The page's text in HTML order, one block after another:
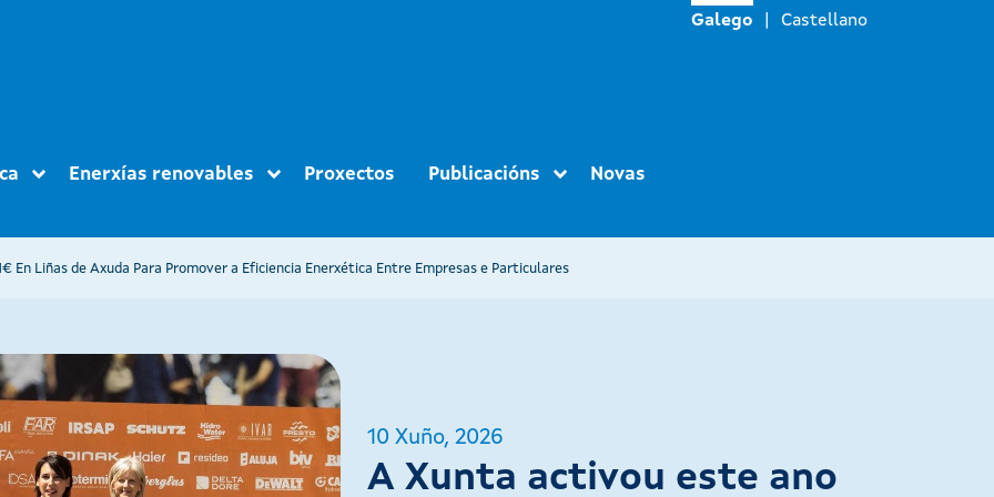
Galego Castellano
Enerxías renovables Proxectos Publicacións
Novas
En Liñas de Axuda Para Promover a Eficiencia Enerxética Entre Empresas e Particulares
10 Xuño, 2026
A Xunta activou este ano